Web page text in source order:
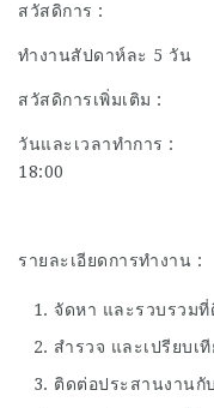
สวัสดิการ : ป
ทำงานสัปดาห์ละ 5 วัน
สวัสดิการเพิ่มเติม :
วันและเวลาทำการ :
18:00
รายละเอียดการทำงาน :
จัดหา และรวบรวม
สำรวจ และเปรียบ
ติดต่อประสานงานกั